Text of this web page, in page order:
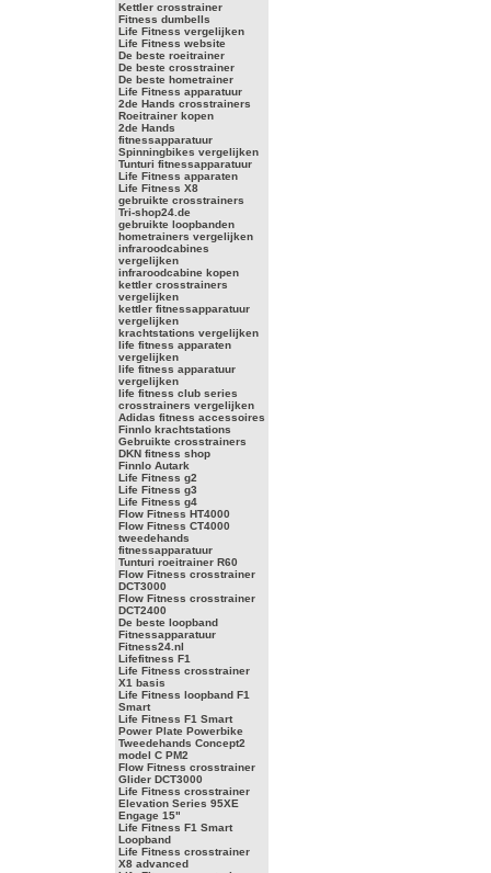
Kettler crosstrainer
Fitness dumbells
Life Fitness vergelijken
Life Fitness website
De beste roeitrainer
De beste crosstrainer
De beste hometrainer
Life Fitness apparatuur
2de Hands crosstrainers
Roeitrainer kopen
2de Hands
fitnessapparatuur
Spinningbikes vergelijken
Tunturi fitnessapparatuur
Life Fitness apparaten
Life Fitness X8
gebruikte crosstrainers
Tri-shop24.de
gebruikte loopbanden
hometrainers vergelijken
infraroodcabines
vergelijken
infraroodcabine kopen
kettler crosstrainers
vergelijken
kettler fitnessapparatuur
vergelijken
krachtstations vergelijken
life fitness apparaten
vergelijken
life fitness apparatuur
vergelijken
life fitness club series
crosstrainers vergelijken
Adidas fitness accessoires
Finnlo krachtstations
Gebruikte crosstrainers
DKN fitness shop
Finnlo Autark
Life Fitness g2
Life Fitness g3
Life Fitness g4
Flow Fitness HT4000
Flow Fitness CT4000
tweedehands
fitnessapparatuur
Tunturi roeitrainer R60
Flow Fitness crosstrainer
DCT3000
Flow Fitness crosstrainer
DCT2400
De beste loopband
Fitnessapparatuur
Fitness24.nl
Lifefitness F1
Life Fitness crosstrainer
X1 basis
Life Fitness loopband F1
Smart
Life Fitness F1 Smart
Power Plate Powerbike
Tweedehands Concept2
model C PM2
Flow Fitness crosstrainer
Glider DCT3000
Life Fitness crosstrainer
Elevation Series 95XE
Engage 15"
Life Fitness F1 Smart
Loopband
Life Fitness crosstrainer
X8 advanced